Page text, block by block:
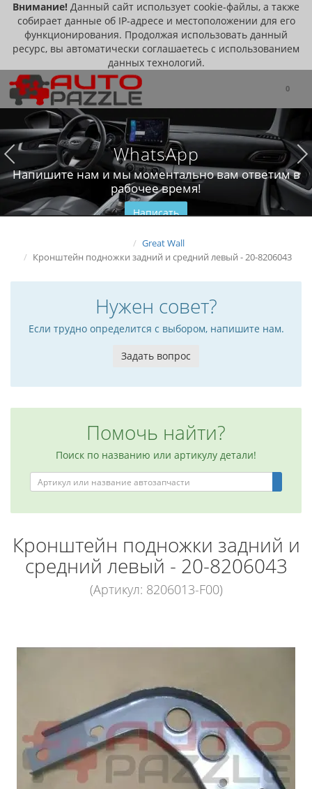
Внимание! Данный сайт использует cookie-файлы, а также
собирает данные об IP-адресе и местоположении для его
функционирования. Продолжая использовать данный
ресурс, вы автоматически соглашаетесь с использованием
данных технологий.
0
WhatsApp
Напишите нам и мы моментально вам ответим в
рабочее время!
Написать
Great Wall
Кронштейн подножки задний и средний левый - 20-8206043
Нужен совет?
Если трудно определится с выбором, напишите нам.
Задать вопрос
Помочь найти?
Поиск по названию или артикулу детали!
Кронштейн подножки задний и
средний левый - 20-8206043
(Артикул: 8206013-F00)